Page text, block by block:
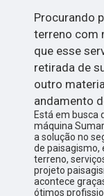
Procurando
terreno com
que esse
retirada de
outro
andamento
Está em busca
máquina
a solução no
de paisagismo,
terreno,
projeto
acontece
ótimos